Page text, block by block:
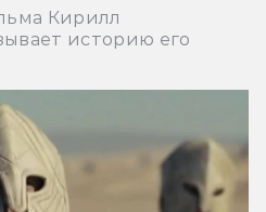
Кирилл
историю его